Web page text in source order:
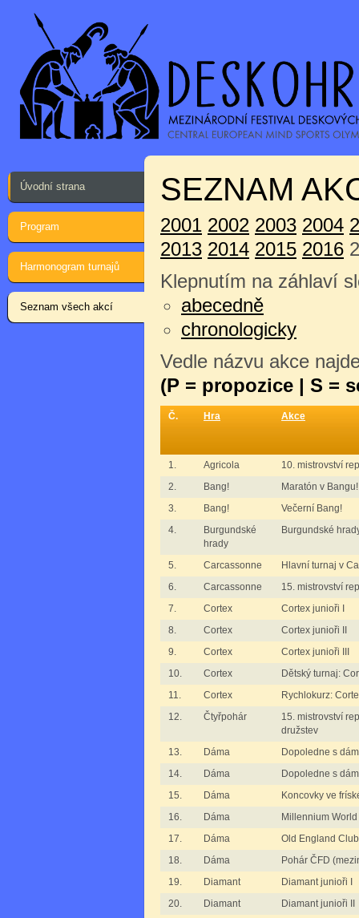
Úvodní strana
Program
Harmonogram turnajů
Seznam všech akcí
SEZNAM
2001 2002 2003 2004
2013 2014 2015 2016
Klepnutím na záhlaví
abecedně
chronologicky
Vedle názvu akce
(P = propozice | S =
Č. Hra Akce
1. Agricola
10. mistrovství
2.
Bang!
Maratón v Bangu!
3.
Bang!
Večerní Bang!
4.
Burgundské
hrady
Burgundské
5. Carcassonne
Hlavní turnaj v
6.
Carcassonne
15. mistrovství
7.
Cortex
Cortex junioři I
8.
Cortex
Cortex junioři II
9.
Cortex
Cortex junioři III
10.
Cortex
Dětský turnaj:
11.
Cortex
Rychlokurz:
12.
Čtyřpohár
15. mistrovství
družstev
13.
Dáma
Dopoledne s
14.
Dáma
Dopoledne s
15.
Dáma
Koncovky ve
16.
Dáma
Millennium
17.
Dáma
Old England
18.
Dáma
Pohár ČFD
19.
Diamant
Diamant junioři I
20.
Diamant
Diamant junioři II